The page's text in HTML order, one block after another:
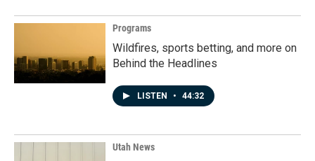
Programs
Wildfires, sports betting, and more on
Behind the Headlines
LISTEN • 44:32
Utah News